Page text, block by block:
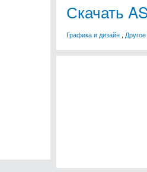
Скачать
Графика и дизайн , Другое